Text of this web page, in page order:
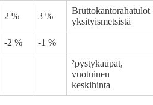
2 % 3 %
Bruttokantorahatulot
yksityismetsistä
-2 % -1 %
²pystykaupat,
vuotuinen
keskihinta